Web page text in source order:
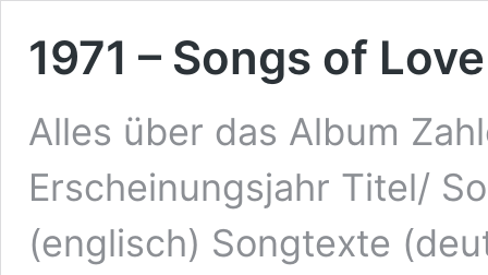
1971 – Songs of
Alles über das Album
Erscheinungsjahr Titel/
(englisch) Songtexte